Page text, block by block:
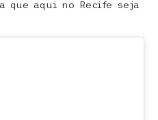
que aqui no Recife seja